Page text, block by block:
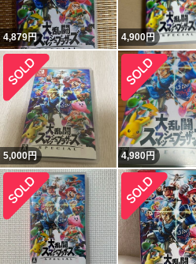
4,879円 4,900円
5,000円 4,980円